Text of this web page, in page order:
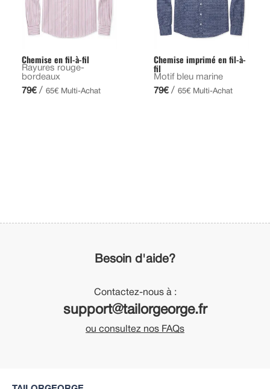
Chemise en fil-à-fil
Rayures rouge-
bordeaux
79€ / 65€ Multi-Achat
Chemise imprimé en fil-à-
fil
Motif bleu marine
79€ / 65€ Multi-Achat
Besoin d'aide?
Contactez-nous à :
support@tailorgeorge.fr
ou consultez nos FAQs